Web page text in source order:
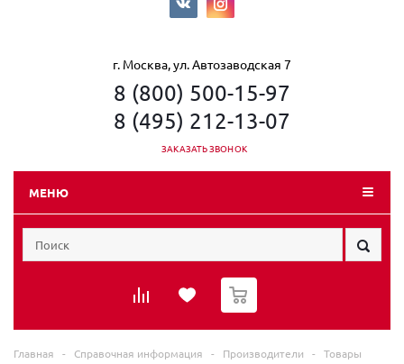
г. Москва, ул. Автозаводская 7
8 (800) 500-15-97
8 (495) 212-13-07
ЗАКАЗАТЬ ЗВОНОК
МЕНЮ
0
Главная - Справочная информация - Производители -
Товары